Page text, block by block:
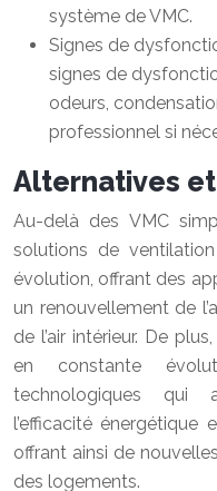
système de VMC.
Signes de
signes de
odeurs,
professionnel si
Alternatives
Au-delà des VMC
solutions de
évolution, offrant des
un renouvellement de
de l’air intérieur. De
en constante
technologiques qui
l’efficacité
offrant ainsi de
des logements.